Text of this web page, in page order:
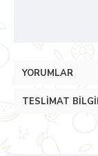
YORUMLAR
TESLIMAT